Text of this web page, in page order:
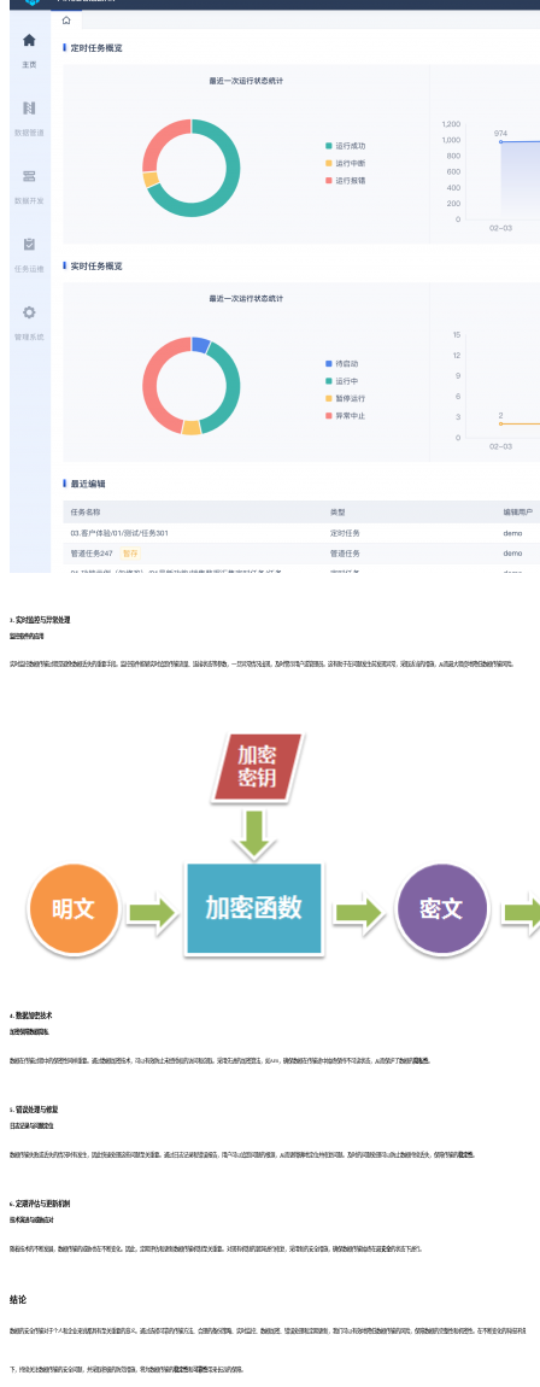
3. 实时监控与异常处理
监控软件的应用
实时监控数据传输过程是避免数据丢失的重要手段。监控软件能够实时追踪传输流量、连接状态等参数，一旦异常情况出现，及时警示用户或管理员。这有助于在问题发生前发现异常，采取适当的措施，从而最大程度地降低数据传输风险。
4. 数据加密技术
加密保障数据隐私
数据在传输过程中的保密性同样重要。通过数据加密技术，可以有效防止未经授权的访问和窃取。采用先进的加密算法，如AES，确保数据在传输途中始终保持不可读状态，从而保护了数据的 隐私性。
5. 错误处理与修复
日志记录与问题定位
数据传输失败或丢失的情况时有发生，因此快速处理这些问题至关重要。通过日志记录和错误报告，用户可以追踪问题的根源，从而更精确地定位并修复问题。及时的问题处理可以防止数据持续丢失，保障传输的稳定性。
6. 定期评估与更新机制
技术演进与威胁应对
随着技术的不断发展，数据传输的威胁也在不断变化。因此，定期评估和更新数据传输机制至关重要。对现有机制的漏洞进行修复，采用新的安全措施，确保数据传输始终在最安全的状态下进行。
结论
数据的安全传输对于个人和企业来说都具有至关重要的意义。通过选择可靠的传输方法、合理的备份策略、实时监控、数据加密、错误处理和定期更新，我们可以有效地降低数据传输的风险，保障数据的完整性和机密性。在不断变化的科技环境
下，持续关注数据传输的安全问题，并采取积极的防范措施，将为数据传输的 稳定性 和 可靠性带来长远的保障。